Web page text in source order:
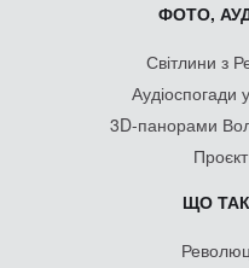
ФОТО,
Світлини з
Аудіоспогади
3D-панорами
ЩО